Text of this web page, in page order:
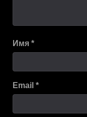
Имя *
Email *